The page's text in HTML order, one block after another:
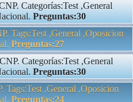
Categorías:Test ,General
Preguntas:30
Tags:Test ,General ,Oposicion
Preguntas:27
Categorías:Test ,General
Preguntas:30
Tags:Test ,General ,Oposicion
Preguntas:24